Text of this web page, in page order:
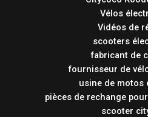
Vélos
Vidéos de
scooters
fabricant de
fournisseur de
usine de motos
pièces de rechange
scooter